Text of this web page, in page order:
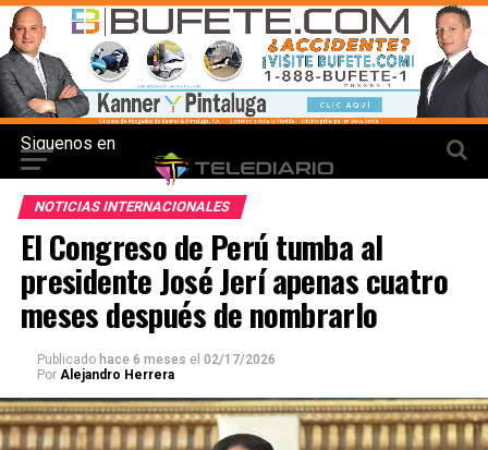
Siguenos en
NOTICIAS INTERNACIONALES
El Congreso de Perú tumba al
presidente José Jerí apenas cuatro
meses después de nombrarlo
Publicado hace 6 meses el 02/17/2026
Por Alejandro Herrera